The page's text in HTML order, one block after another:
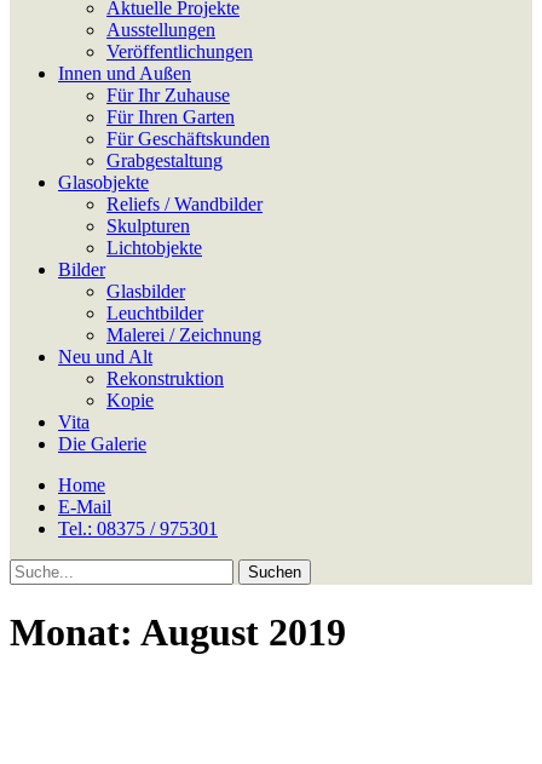
Aktuelle Projekte
Ausstellungen
Veröffentlichungen
Innen und Außen
Für Ihr Zuhause
Für Ihren Garten
Für Geschäftskunden
Grabgestaltung
Glasobjekte
Reliefs / Wandbilder
Skulpturen
Lichtobjekte
Bilder
Glasbilder
Leuchtbilder
Malerei / Zeichnung
Neu und Alt
Rekonstruktion
Kopie
Vita
Die Galerie
Home
E-Mail
Tel.: 08375 / 975301
Suche
Monat: August 2019